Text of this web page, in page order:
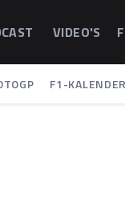
VIDEO'S
F1-